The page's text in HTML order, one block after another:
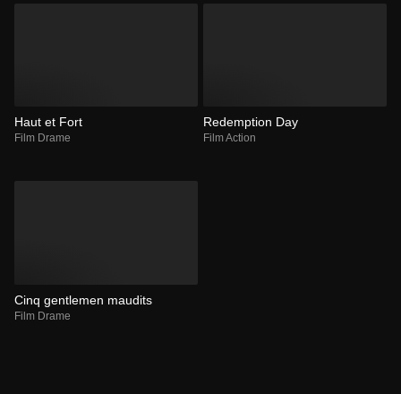
Haut et Fort
Film Drame
Redemption Day
Film Action
Cinq gentlemen maudits
Film Drame